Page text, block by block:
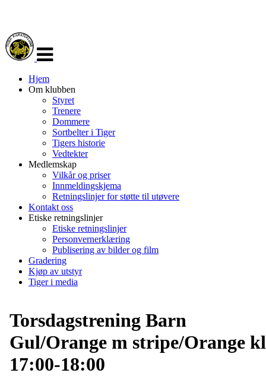
navigasjon
Hjem
Om klubben
Styret
Trenere
Dommere
Sortbelter i Tiger
Tigers historie
Vedtekter
Medlemskap
Vilkår og priser
Innmeldingskjema
Retningslinjer for støtte til utøvere
Kontakt oss
Etiske retningslinjer
Etiske retningslinjer
Personvernerklæring
Publisering av bilder og film
Gradering
Kjøp av utstyr
Tiger i media
Torsdagstrening Barn
Gul/Orange m stripe/Orange kl
17:00-18:00